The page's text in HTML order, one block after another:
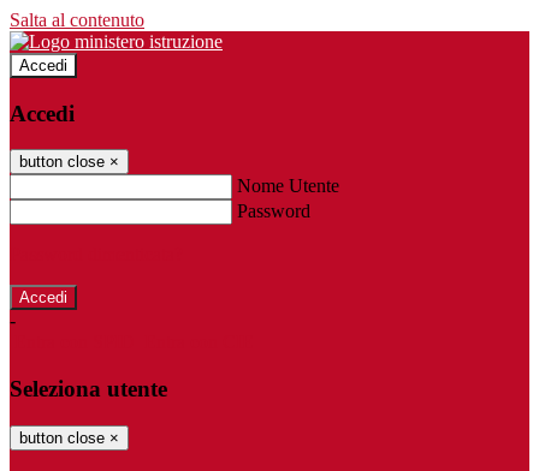
Salta al contenuto
Accedi
Accedi
button close ×
Nome Utente
Password
-
Seleziona utente
button close ×